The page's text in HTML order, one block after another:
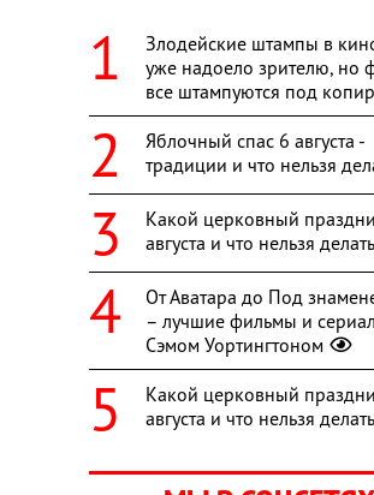
Злодейские штампы в
уже надоело зрителю, но
все штампуются под
Яблочный спас 6 августа -
традиции и что нельзя
Какой церковный
августа и что нельзя делать
От Аватара до Под
– лучшие фильмы и
Сэмом Уортингтоном
Какой церковный
августа и что нельзя делать